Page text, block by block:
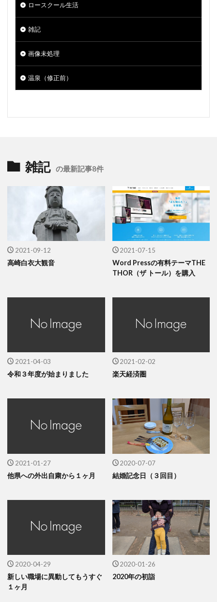
ロースクール生活
雑記
画像未処理
温泉（修正前）
雑記 の最新記事8件
2021-09-12
高崎白衣大観音
2021-07-15
Word Pressの有料テーマTHE
THOR（ザ トール）を購入
2021-04-03
令和３年度が始まりました
2021-02-02
楽天経済圏
2021-01-27
他県への外出自粛から１ヶ月
2020-07-07
結婚記念日（３回目）
2020-04-29
新しい職場に異動してもうすぐ
１ヶ月
2020-01-26
2020年の初詣